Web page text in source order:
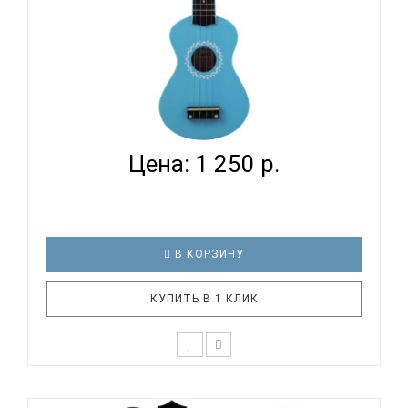
TERRIS JUS-11 BL - УКУЛЕЛЕ СОПРАНО
Цена: 1 250 р.
В КОРЗИНУ
КУПИТЬ В 1 КЛИК
нужен подарок для детей или для любимой